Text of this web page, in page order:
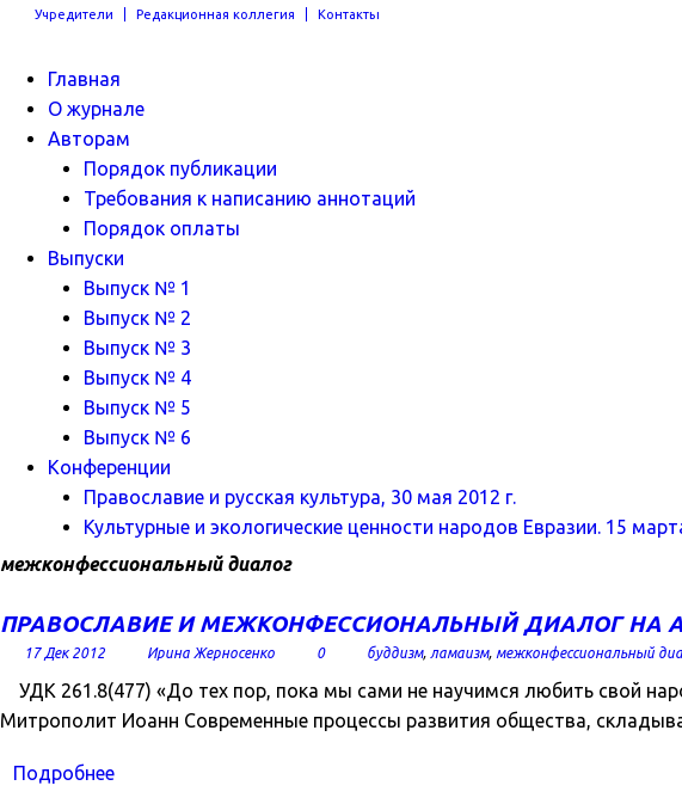
Учредители Редакционная коллегия Контакты
Главная
О журнале
Авторам
Порядок публикации
Требования к написанию аннотаций
Порядок оплаты
Выпуски
Выпуск № 1
Выпуск № 2
Выпуск № 3
Выпуск № 4
Выпуск № 5
Выпуск № 6
Конференции
Православие и русская культура, 30 мая 2012 г.
Культурные и экологические ценности народов Евразии. 15
межконфессиональный диалог
ПРАВОСЛАВИЕ И МЕЖКОНФЕССИОНАЛЬНЫЙ ДИАЛОГ НА
17 Дек 2012 Ирина Жерносенко 0 буддизм, ламаизм, межконфессиональный
УДК 261.8(477) «До тех пор, пока мы сами не научимся любить свой
Митрополит Иоанн Современные процессы развития общества,
Подробнее